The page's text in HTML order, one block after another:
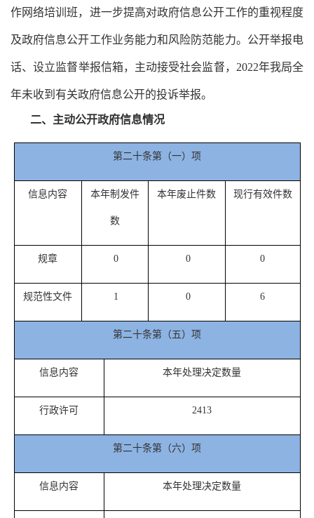
作网络培训班，进一步提高对政府信息公开工作的重视程度
及政府信息公开工作业务能力和风险防范能力。公开举报电
话、设立监督举报信箱，主动接受社会监督， 2022年我局全
年未收到有关政府信息公开的投诉举报。
二、主动公开政府信息情况
第二十条第（一）项
信息内容 本年制发件
数
本年废止件数 现行有效件数
规章 0 0 0
规范性文件 1 0 6
第二十条第（五）项
信息内容 本年处理决定数量
行政许可 2413
第二十条第（六）项
信息内容 本年处理决定数量